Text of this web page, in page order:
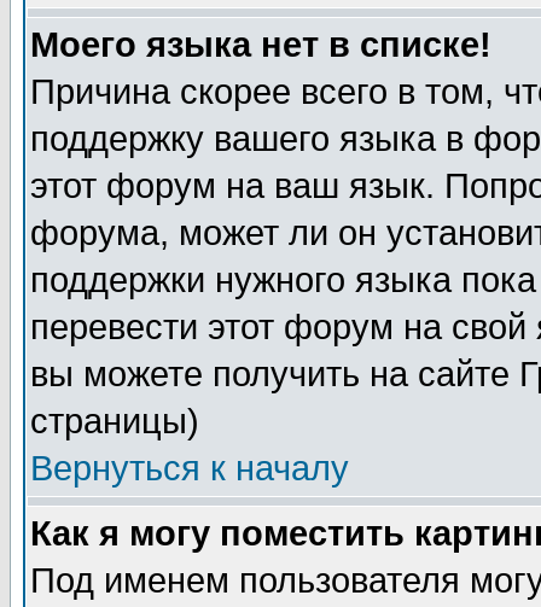
Моего языка нет в списке!
Причина скорее всего в том,
поддержку вашего языка в
этот форум на ваш язык.
форума, может ли он
поддержки нужного языка
перевести этот форум на
вы можете получить на сайте
страницы)
Вернуться к началу
Как я могу поместить
Под именем пользователя